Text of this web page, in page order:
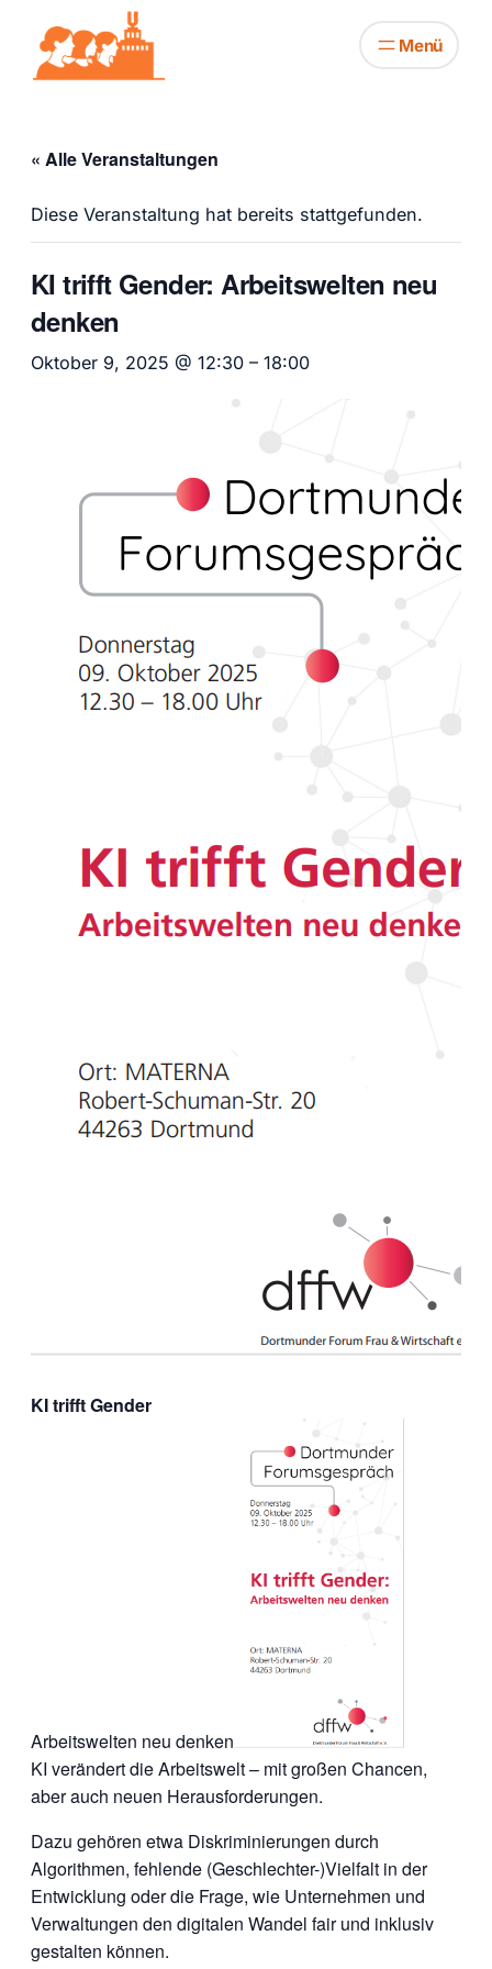
« Alle Veranstaltungen
Diese Veranstaltung hat bereits stattgefunden.
KI trifft Gender: Arbeitswelten neu
denken
Oktober 9, 2025 @ 12:30 – 18:00
KI trifft Gender
Arbeitswelten neu denken
KI verändert die Arbeitswelt – mit großen Chancen,
aber auch neuen Herausforderungen.
Dazu gehören etwa Diskriminierungen durch
Algorithmen, fehlende (Geschlechter-)Vielfalt in der
Entwicklung oder die Frage, wie Unternehmen und
Verwaltungen den digitalen Wandel fair und inklusiv
gestalten können.